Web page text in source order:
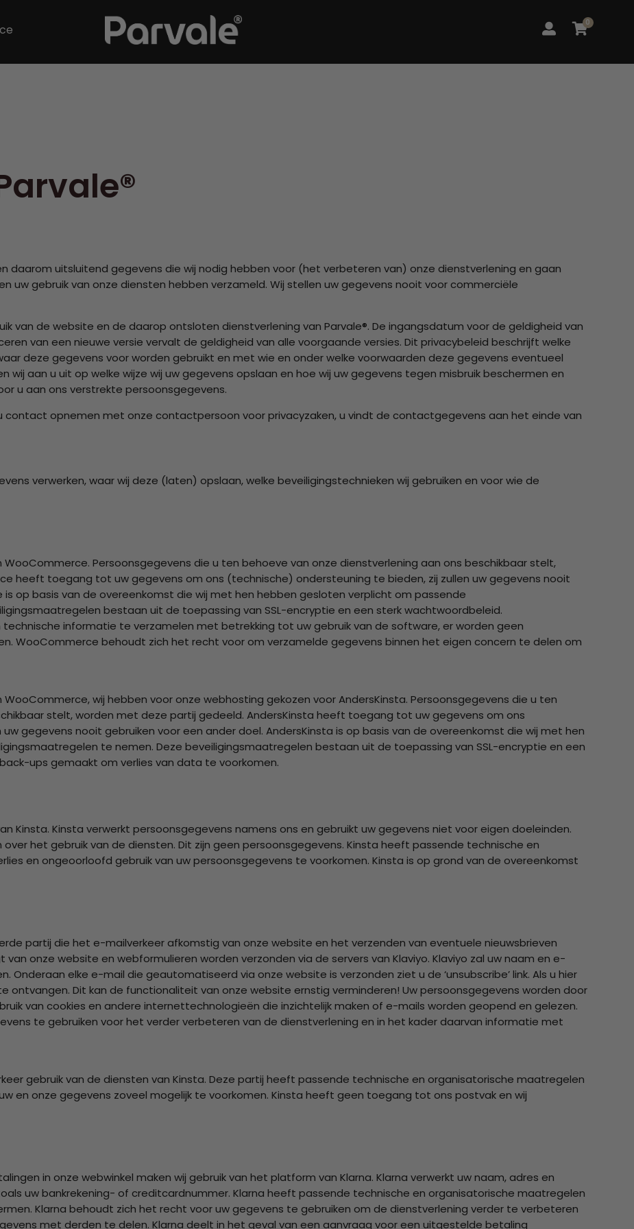
0
daarom uitsluitend gegevens die wij nodig hebben voor (het verbeteren van) onze dienstverlening en gaan
uw gebruik van onze diensten hebben verzameld. Wij stellen uw gegevens nooit voor commerciële
van de website en de daarop ontsloten dienstverlening van Parvale®. De ingangsdatum voor de geldigheid van
van een nieuwe versie vervalt de geldigheid van alle voorgaande versies. Dit privacybeleid beschrijft welke
deze gegevens voor worden gebruikt en met wie en onder welke voorwaarden deze gegevens eventueel
wij aan u uit op welke wijze wij uw gegevens opslaan en hoe wij uw gegevens tegen misbruik beschermen en
u aan ons verstrekte persoonsgegevens.
contact opnemen met onze contactpersoon voor privacyzaken, u vindt de contactgegevens aan het einde van
verwerken, waar wij deze (laten) opslaan, welke beveiligingstechnieken wij gebruiken en voor wie de
Persoonsgegevens die u ten behoeve van onze dienstverlening aan ons beschikbaar stelt,
heeft toegang tot uw gegevens om ons (technische) ondersteuning te bieden, zij zullen uw gegevens nooit
op basis van de overeenkomst die wij met hen hebben gesloten verplicht om passende
bestaan uit de toepassing van SSL-encryptie en een sterk wachtwoordbeleid.
informatie te verzamelen met betrekking tot uw gebruik van de software, er worden geen
WooCommerce behoudt zich het recht voor om verzamelde gegevens binnen het eigen concern te delen om
wij hebben voor onze webhosting gekozen voor AndersKinsta. Persoonsgegevens die u ten
stelt, worden met deze partij gedeeld. AndersKinsta heeft toegang tot uw gegevens om ons
gegevens nooit gebruiken voor een ander doel. AndersKinsta is op basis van de overeenkomst die wij met hen
te nemen. Deze beveiligingsmaatregelen bestaan uit de toepassing van SSL-encryptie en een
ups gemaakt om verlies van data te voorkomen.
Kinsta. Kinsta verwerkt persoonsgegevens namens ons en gebruikt uw gegevens niet voor eigen doeleinden.
het gebruik van de diensten. Dit zijn geen persoonsgegevens. Kinsta heeft passende technische en
en ongeoorloofd gebruik van uw persoonsgegevens te voorkomen. Kinsta is op grond van de overeenkomst
partij die het e-mailverkeer afkomstig van onze website en het verzenden van eventuele nieuwsbrieven
onze website en webformulieren worden verzonden via de servers van Klaviyo. Klaviyo zal uw naam en e-
Onderaan elke e-mail die geautomatiseerd via onze website is verzonden ziet u de ‘unsubscribe’ link. Als u hier
ontvangen. Dit kan de functionaliteit van onze website ernstig verminderen! Uw persoonsgegevens worden door
van cookies en andere internettechnologieën die inzichtelijk maken of e-mails worden geopend en gelezen.
te gebruiken voor het verder verbeteren van de dienstverlening en in het kader daarvan informatie met
gebruik van de diensten van Kinsta. Deze partij heeft passende technische en organisatorische maatregelen
en onze gegevens zoveel mogelijk te voorkomen. Kinsta heeft geen toegang tot ons postvak en wij
in onze webwinkel maken wij gebruik van het platform van Klarna. Klarna verwerkt uw naam, adres en
uw bankrekening- of creditcardnummer. Klarna heeft passende technische en organisatorische maatregelen
Klarna behoudt zich het recht voor uw gegevens te gebruiken om de dienstverlening verder te verbeteren
met derden te delen. Klarna deelt in het geval van een aanvraag voor een uitgestelde betaling